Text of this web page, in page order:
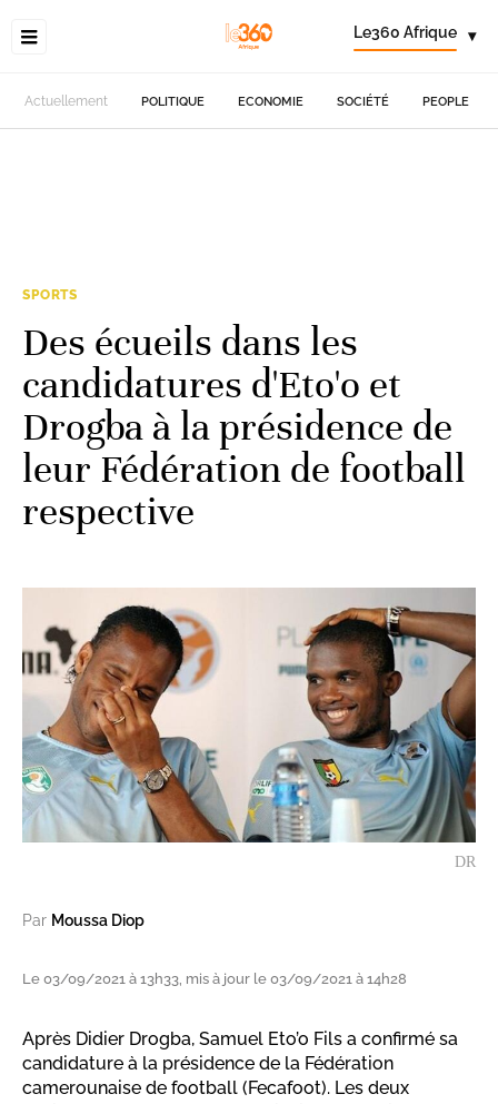
Le360 Afrique ▾
Actuellement POLITIQUE ECONOMIE SOCIÉTÉ PEOPLE
SPORTS
Des écueils dans les
candidatures d'Eto'o et
Drogba à la présidence de
leur Fédération de football
respective
DR
Par Moussa Diop
Le 03/09/2021 à 13h33, mis à jour le 03/09/2021 à 14h28
Après Didier Drogba, Samuel Eto’o Fils a confirmé sa
candidature à la présidence de la Fédération
camerounaise de football (Fecafoot). Les deux